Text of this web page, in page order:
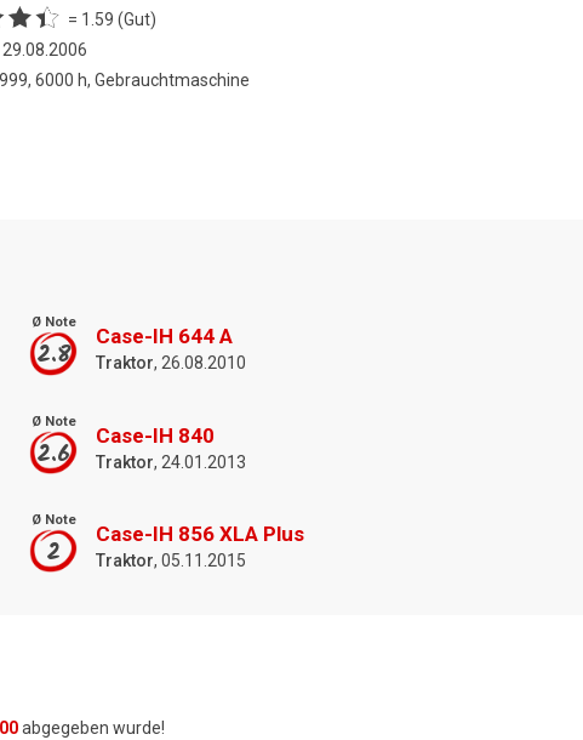
= 1.59 (Gut)
29.08.2006
6000 h, Gebrauchtmaschine
Ø Note
2.8
Case-IH 644 A
Traktor, 26.08.2010
Ø Note
2.6
Case-IH 840
Traktor, 24.01.2013
Ø Note
2
Case-IH 856 XLA Plus
Traktor, 05.11.2015
abgegeben wurde!